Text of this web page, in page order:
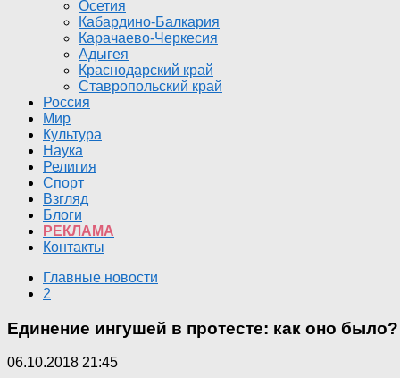
Осетия
Кабардино-Балкария
Карачаево-Черкесия
Адыгея
Краснодарский край
Ставропольский край
Россия
Мир
Культура
Наука
Религия
Спорт
Взгляд
Блоги
РЕКЛАМА
Контакты
Главные новости
2
Единение ингушей в протесте: как оно было?
06.10.2018 21:45